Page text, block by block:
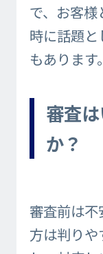
で、お客
時に話題
もあります。
審査
か？
審査前は
方は判り